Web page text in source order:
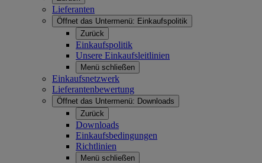
Lieferanten
Öffnet das Untermenü: Einkaufspolitik
Zurück
Einkaufspolitik
Unsere Einkaufsleitlinien
Menü schließen
Einkaufsnetzwerk
Lieferantenbewertung
Öffnet das Untermenü: Downloads
Zurück
Downloads
Einkaufsbedingungen
Richtlinien
Menü schließen